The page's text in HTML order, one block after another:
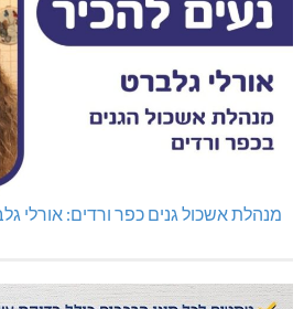
נהריה: נתפסו מאות אלפי שקלים ומט"ח